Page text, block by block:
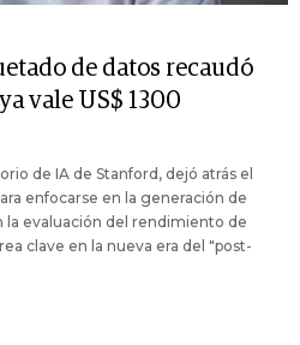
de datos recaudó
vale US$ 1300
de IA de Stanford, dejó atrás el
enfocarse en la generación de
la evaluación del rendimiento de
clave en la nueva era del "post-